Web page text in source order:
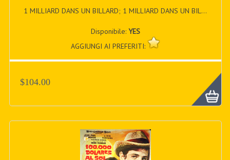
1 MILLIARD DANS UN BILLARD; 1 MILLIARD DANS UN BIL...
Disponibile: YES
AGGIUNGI AI PREFERITI:
$104.00